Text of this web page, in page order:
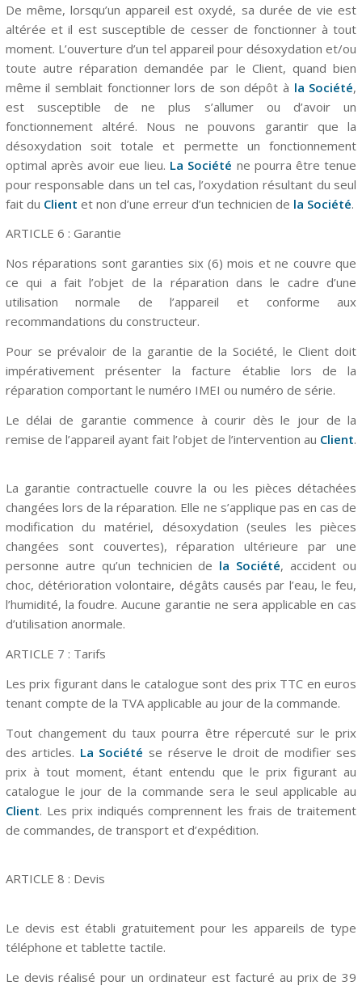
De même, lorsqu’un appareil est oxydé, sa durée de vie est
altérée et il est susceptible de cesser de fonctionner à tout
moment. L’ouverture d’un tel appareil pour désoxydation et/ou
toute autre réparation demandée par le Client, quand bien
même il semblait fonctionner lors de son dépôt à la Société,
est susceptible de ne plus s’allumer ou d’avoir un
fonctionnement altéré. Nous ne pouvons garantir que la
désoxydation soit totale et permette un fonctionnement
optimal après avoir eue lieu. La Société ne pourra être tenue
pour responsable dans un tel cas, l’oxydation résultant du seul
fait du Client et non d’une erreur d’un technicien de la Société.
ARTICLE 6 : Garantie
Nos réparations sont garanties six (6) mois et ne couvre que
ce qui a fait l’objet de la réparation dans le cadre d’une
utilisation normale de l’appareil et conforme aux
recommandations du constructeur.
Pour se prévaloir de la garantie de la Société, le Client doit
impérativement présenter la facture établie lors de la
réparation comportant le numéro IMEI ou numéro de série.
Le délai de garantie commence à courir dès le jour de la
remise de l’appareil ayant fait l’objet de l’intervention au Client.
La garantie contractuelle couvre la ou les pièces détachées
changées lors de la réparation. Elle ne s’applique pas en cas de
modification du matériel, désoxydation (seules les pièces
changées sont couvertes), réparation ultérieure par une
personne autre qu’un technicien de la Société, accident ou
choc, détérioration volontaire, dégâts causés par l’eau, le feu,
l’humidité, la foudre. Aucune garantie ne sera applicable en cas
d’utilisation anormale.
ARTICLE 7 : Tarifs
Les prix figurant dans le catalogue sont des prix TTC en euros
tenant compte de la TVA applicable au jour de la commande.
Tout changement du taux pourra être répercuté sur le prix
des articles. La Société se réserve le droit de modifier ses
prix à tout moment, étant entendu que le prix figurant au
catalogue le jour de la commande sera le seul applicable au
Client. Les prix indiqués comprennent les frais de traitement
de commandes, de transport et d’expédition.
ARTICLE 8 : Devis
Le devis est établi gratuitement pour les appareils de type
téléphone et tablette tactile.
Le devis réalisé pour un ordinateur est facturé au prix de 39